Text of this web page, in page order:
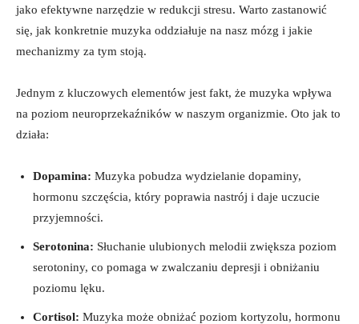
jako efektywne narzędzie w redukcji stresu. Warto zastanowić
się, jak konkretnie muzyka oddziałuje na nasz mózg i jakie
mechanizmy za tym stoją.
Jednym z kluczowych elementów jest fakt, że muzyka wpływa
na poziom neuroprzekaźników w naszym organizmie. Oto jak to
działa:
Dopamina: Muzyka pobudza wydzielanie dopaminy,
hormonu szczęścia, który poprawia nastrój i daje uczucie
przyjemności.
Serotonina: Słuchanie ulubionych melodii zwiększa poziom
serotoniny, co pomaga w zwalczaniu depresji i obniżaniu
poziomu lęku.
Cortisol: Muzyka może obniżać poziom kortyzolu, hormonu